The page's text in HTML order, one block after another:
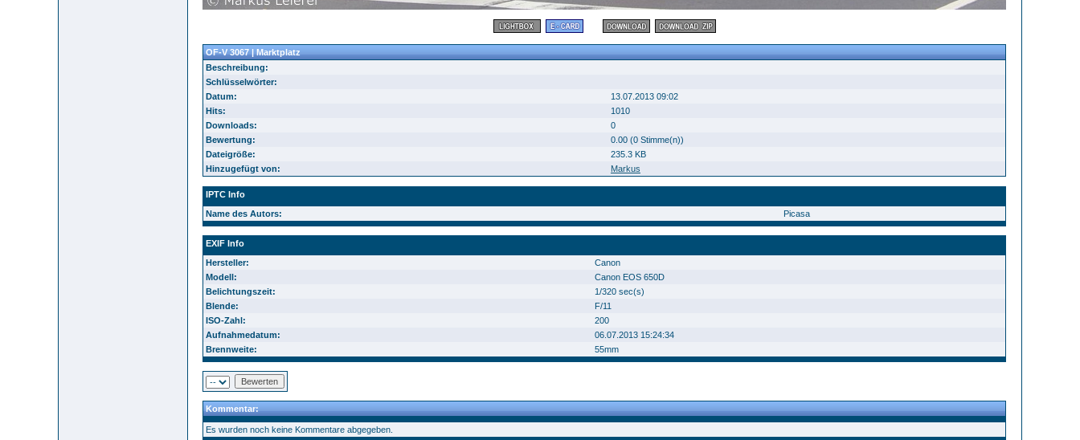
OF-V 3067 | Marktplatz
Beschreibung:
Schlüsselwörter:
Datum:
13.07.2013 09:02
Hits:
1010
Downloads:
0
Bewertung:
0.00 (0 Stimme(n))
Dateigröße:
235.3 KB
Hinzugefügt von:
Markus
IPTC Info
Name des Autors:
Picasa
EXIF Info
Hersteller:
Canon
Modell:
Canon EOS 650D
Belichtungszeit:
1/320 sec(s)
Blende:
F/11
ISO-Zahl:
200
Aufnahmedatum:
06.07.2013 15:24:34
Brennweite:
55mm
Kommentar:
Es wurden noch keine Kommentare abgegeben.